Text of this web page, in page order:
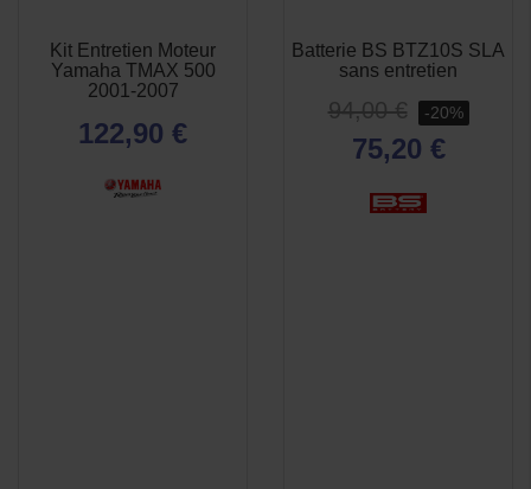
Kit Entretien Moteur
Yamaha TMAX 500
2001-2007
122,90 €
Batterie BS BTZ10S SLA
sans entretien
94,00 € -20%
75,20 €
APERÇU
RAPIDE
 APERÇU
RAPIDE